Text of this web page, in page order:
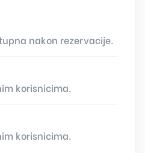
nakon rezervacije.
korisnicima.
korisnicima.